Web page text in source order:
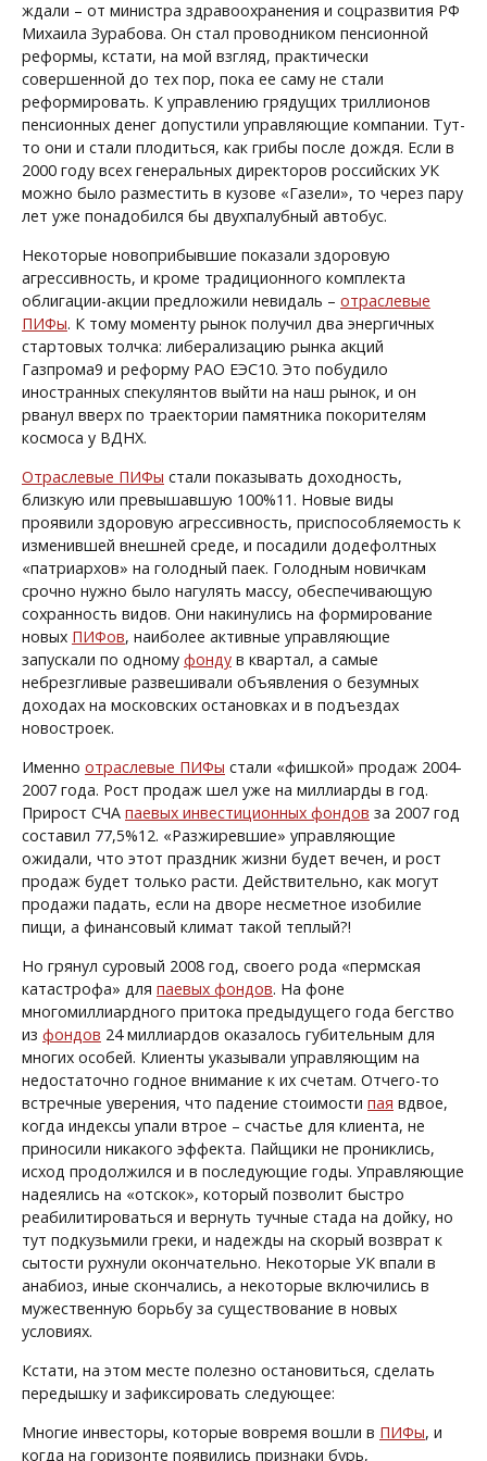
ждали – от министра здравоохранения и соцразвития РФ
Михаила Зурабова. Он стал проводником пенсионной
реформы, кстати, на мой взгляд, практически
совершенной до тех пор, пока ее саму не стали
реформировать. К управлению грядущих триллионов
пенсионных денег допустили управляющие компании. Тут-
то они и стали плодиться, как грибы после дождя. Если в
2000 году всех генеральных директоров российских УК
можно было разместить в кузове «Газели», то через пару
лет уже понадобился бы двухпалубный автобус.
Некоторые новоприбывшие показали здоровую
агрессивность, и кроме традиционного комплекта
облигации-акции предложили невидаль – отраслевые
ПИФы. К тому моменту рынок получил два энергичных
стартовых толчка: либерализацию рынка акций
Газпрома9 и реформу РАО ЕЭС10. Это побудило
иностранных спекулянтов выйти на наш рынок, и он
рванул вверх по траектории памятника покорителям
космоса у ВДНХ.
Отраслевые ПИФы стали показывать доходность,
близкую или превышавшую 100%11. Новые виды
проявили здоровую агрессивность, приспособляемость к
изменившей внешней среде, и посадили додефолтных
«патриархов» на голодный паек. Голодным новичкам
срочно нужно было нагулять массу, обеспечивающую
сохранность видов. Они накинулись на формирование
новых ПИФов, наиболее активные управляющие
запускали по одному фонду в квартал, а самые
небрезгливые развешивали объявления о безумных
доходах на московских остановках и в подъездах
новостроек.
Именно отраслевые ПИФы стали «фишкой» продаж 2004-
2007 года. Рост продаж шел уже на миллиарды в год.
Прирост СЧА паевых инвестиционных фондов за 2007 год
составил 77,5%12. «Разжиревшие» управляющие
ожидали, что этот праздник жизни будет вечен, и рост
продаж будет только расти. Действительно, как могут
продажи падать, если на дворе несметное изобилие
пищи, а финансовый климат такой теплый?!
Но грянул суровый 2008 год, своего рода «пермская
катастрофа» для паевых фондов. На фоне
многомиллиардного притока предыдущего года бегство
из фондов 24 миллиардов оказалось губительным для
многих особей. Клиенты указывали управляющим на
недостаточно годное внимание к их счетам. Отчего-то
встречные уверения, что падение стоимости пая вдвое,
когда индексы упали втрое – счастье для клиента, не
приносили никакого эффекта. Пайщики не прониклись,
исход продолжился и в последующие годы. Управляющие
надеялись на «отскок», который позволит быстро
реабилитироваться и вернуть тучные стада на дойку, но
тут подкузьмили греки, и надежды на скорый возврат к
сытости рухнули окончательно. Некоторые УК впали в
анабиоз, иные скончались, а некоторые включились в
мужественную борьбу за существование в новых
условиях.
Кстати, на этом месте полезно остановиться, сделать
передышку и зафиксировать следующее:
Многие инвесторы, которые вовремя вошли в ПИФы, и
когда на горизонте появились признаки бурь,